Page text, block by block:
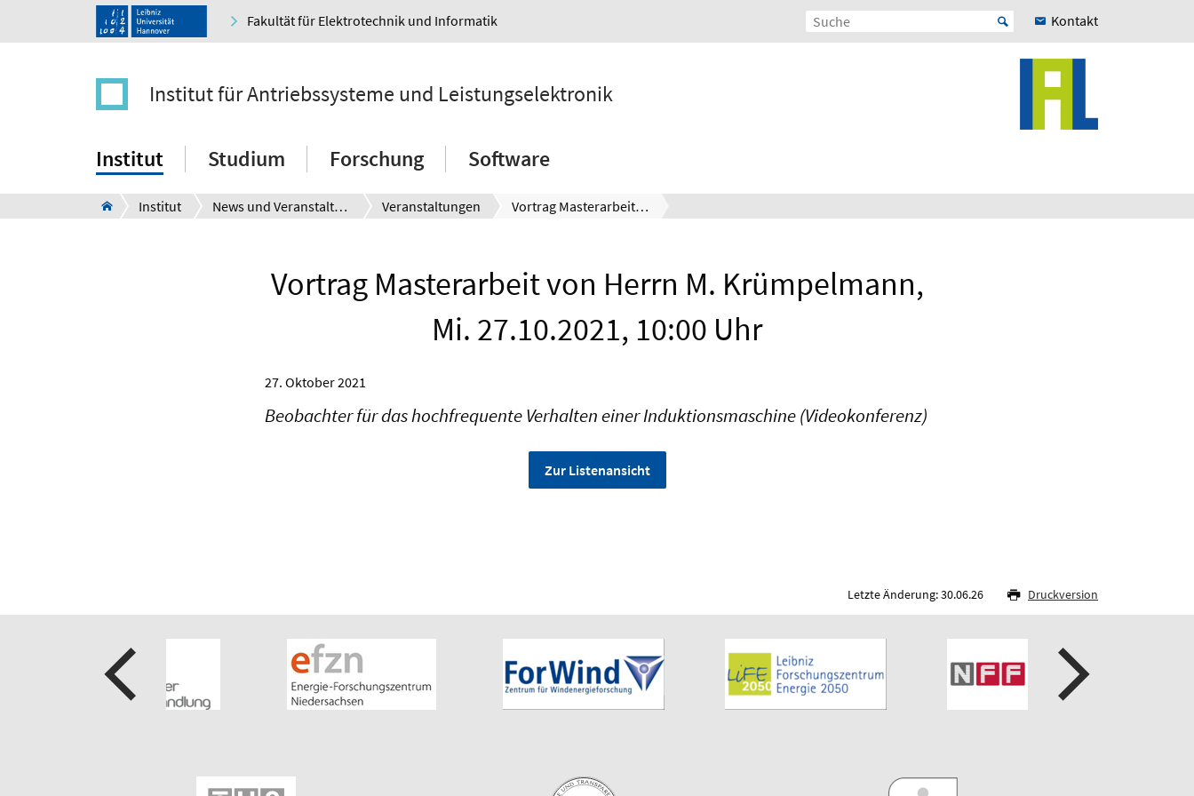
Fakultät für Elektrotechnik und Informatik Kontakt
Institut für Antriebssysteme und Leistungselektronik
Institut Studium Forschung Software
Institut News und Veranstaltungen Veranstaltungen Vortrag Masterarbeit von Herrn M. Krümpelmann, Mi. 27.10.2021, 10:00 Uhr
Vortrag Masterarbeit von Herrn M. Krümpelmann,
Mi. 27.10.2021, 10:00 Uhr
27. Oktober 2021
Beobachter für das hochfrequente Verhalten einer Induktionsmaschine (Videokonferenz)
Zur Listenansicht
Letzte Änderung: 30.06.26 Druckversion